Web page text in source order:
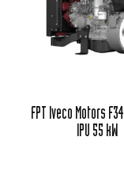
FPT Iveco Motors
IPU 55 kW